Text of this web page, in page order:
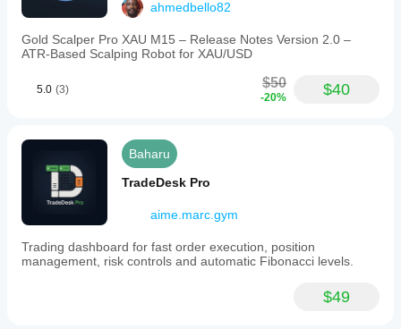
ahmedbello82
Gold Scalper Pro XAU M15 – Release Notes Version 2.0 –
ATR‑Based Scalping Robot for XAU/USD
5.0 (3) $50
-20% $40
Baharu
TradeDesk Pro
aime.marc.gym
Trading dashboard for fast order execution, position
management, risk controls and automatic Fibonacci levels.
$49